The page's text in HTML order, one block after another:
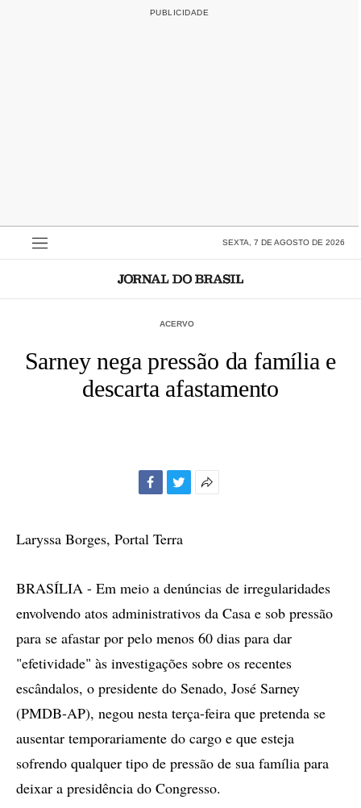
SEXTA, 7 DE AGOSTO DE 2026
ACERVO
Sarney nega pressão da família e
descarta afastamento
Laryssa Borges, Portal Terra
BRASÍLIA - Em meio a denúncias de irregularidades
envolvendo atos administrativos da Casa e sob pressão
para se afastar por pelo menos 60 dias para dar
"efetividade" às investigações sobre os recentes
escândalos, o presidente do Senado, José Sarney
(PMDB-AP), negou nesta terça-feira que pretenda se
ausentar temporariamente do cargo e que esteja
sofrendo qualquer tipo de pressão de sua família para
deixar a presidência do Congresso.